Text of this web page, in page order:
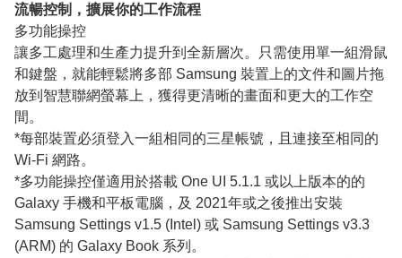
流暢控制，擴展你的工作流程
多功能操控
讓多工處理和生產力提升到全新層次。只需使用單一組滑鼠
和鍵盤，就能輕鬆將多部 Samsung 裝置上的文件和圖片拖
放到智慧聯網螢幕上，獲得更清晰的畫面和更大的工作空
間。
*每部裝置必須登入一組相同的三星帳號，且連接至相同的
Wi-Fi 網路。
*多功能操控僅適用於搭載 One UI 5.1.1 或以上版本的的
Galaxy 手機和平板電腦，及 2021年或之後推出安裝
Samsung Settings v1.5 (Intel) 或 Samsung Settings v3.3
(ARM) 的 Galaxy Book 系列。